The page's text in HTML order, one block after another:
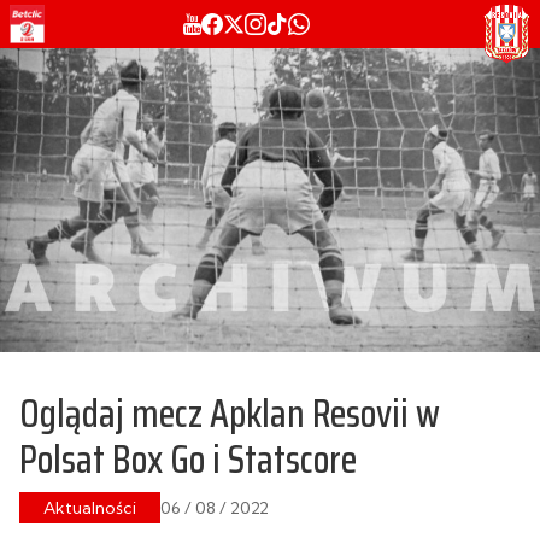
Oglądaj mecz Apklan Resovii w
Polsat Box Go i Statscore
Aktualności 06 / 08 / 2022